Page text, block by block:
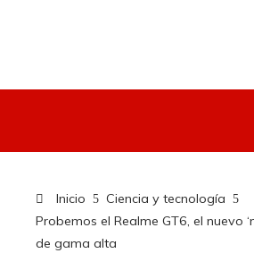
Inicio
Ciencia y tecnología
Probemos el Realme GT6, el nuevo
de gama alta